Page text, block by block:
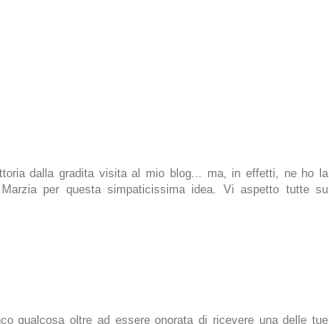
dalla gradita visita al mio blog... ma, in effetti, ne ho la
per questa simpaticissima idea. Vi aspetto tutte su
qualcosa oltre ad essere onorata di ricevere una delle tue